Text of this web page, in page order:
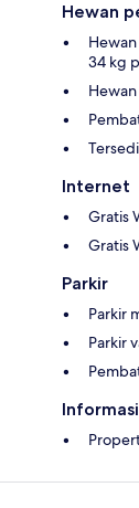
Hewan
34 kg
Internet
Gratis
Gratis
Parkir
Parkir
Parkir